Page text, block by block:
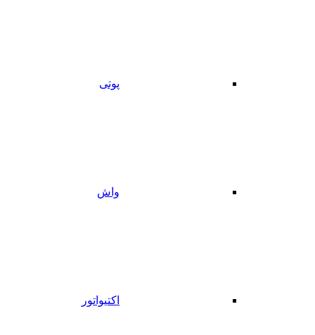
پوتی
واش
اکتیواتور